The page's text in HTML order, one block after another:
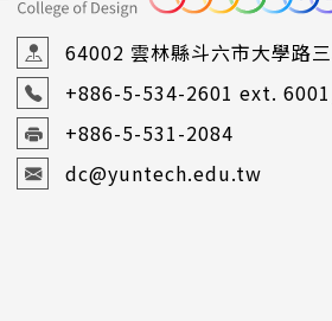
64002 雲林縣斗六市大學路
+886-5-534-2601 ext.
+886-5-531-2084
dc@yuntech.edu.tw